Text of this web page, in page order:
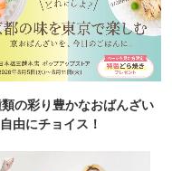
の彩り豊かなおばんざい
由にチョイス！